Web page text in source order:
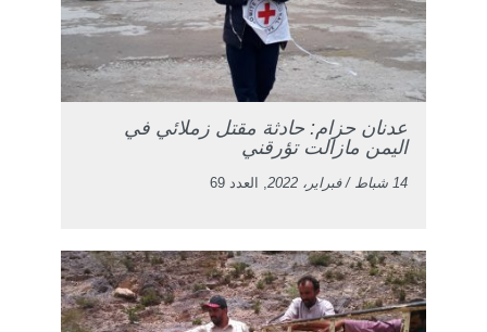
عدنان حزام: حادثة مقتل زملائي في
اليمن مازالت تؤرقني
14 شباط / فبراير، 2022 , العدد 69